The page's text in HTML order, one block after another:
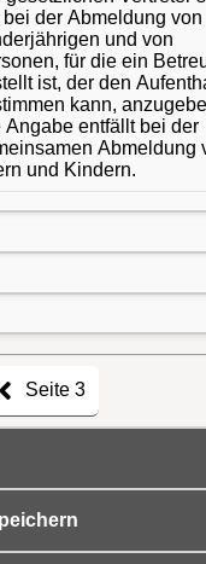
bei der Abmeldung von
und von
für die ein
ist, der den
kann,
Angabe entfällt bei der
Abmeldung
und Kindern.
Seite 3